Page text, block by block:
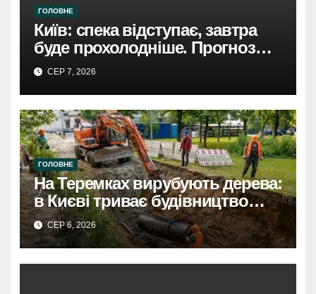
ГОЛОВНЕ
Київ: спека відступає, завтра
буде прохолодніше. Прогноз
погоди
СЕР 7, 2026
ГОЛОВНЕ
На Теремках вирубують дерева:
в Києві триває будівництво
теплотраси
СЕР 6, 2026